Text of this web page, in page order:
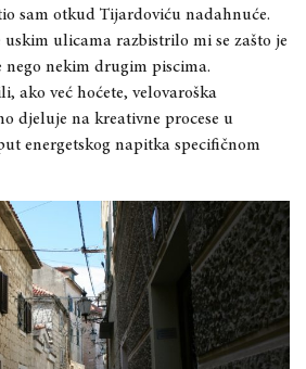
sam otkud Tijardoviću nadahnuće.
uskim ulicama razbistrilo mi se zašto je
nego nekim drugim piscima.
ako već hoćete, velovaroška
djeluje na kreativne procese u
energetskog napitka specifičnom